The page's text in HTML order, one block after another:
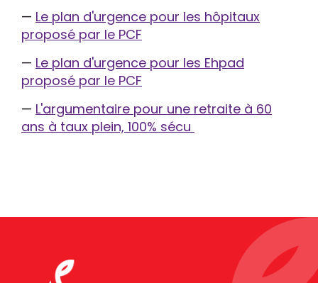
— Le plan d'urgence pour les hôpitaux
proposé par le PCF
— Le plan d'urgence pour les Ehpad
proposé par le PCF
— L'argumentaire pour une retraite à 60
ans à taux plein, 100% sécu